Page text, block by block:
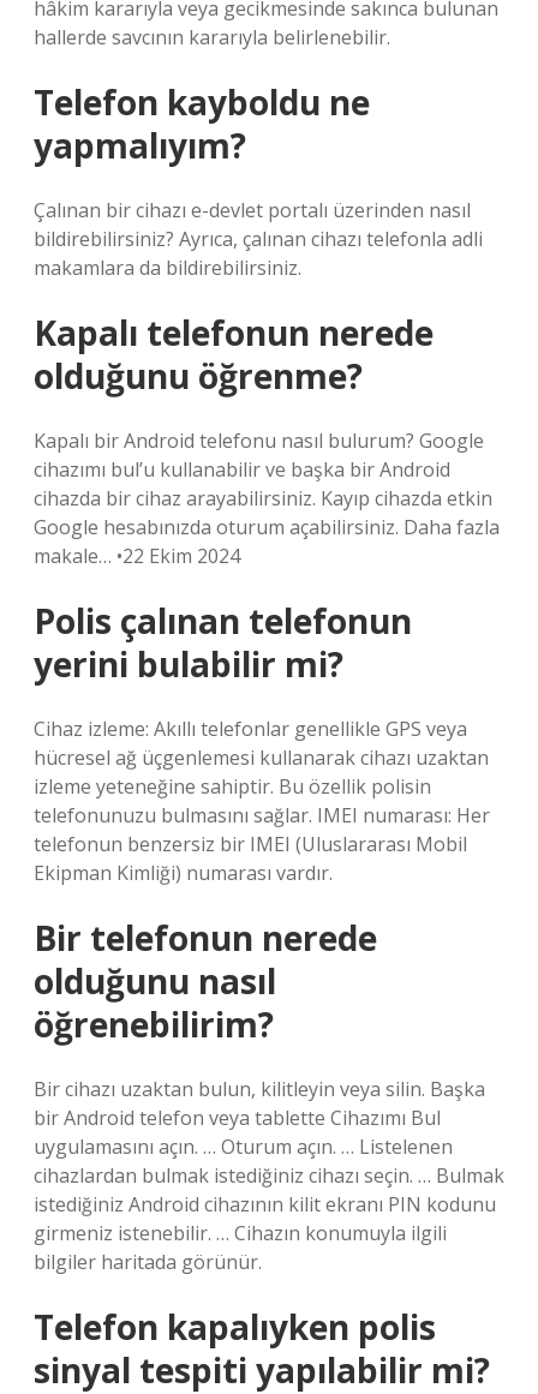
hâkim kararıyla veya gecikmesinde sakınca bulunan
hallerde savcının kararıyla belirlenebilir.
Telefon kayboldu ne
yapmalıyım?
Çalınan bir cihazı e-devlet portalı üzerinden nasıl
bildirebilirsiniz? Ayrıca, çalınan cihazı telefonla adli
makamlara da bildirebilirsiniz.
Kapalı telefonun nerede
olduğunu öğrenme?
Kapalı bir Android telefonu nasıl bulurum? Google
cihazımı bul’u kullanabilir ve başka bir Android
cihazda bir cihaz arayabilirsiniz. Kayıp cihazda etkin
Google hesabınızda oturum açabilirsiniz. Daha fazla
makale… •22 Ekim 2024
Polis çalınan telefonun
yerini bulabilir mi?
Cihaz izleme: Akıllı telefonlar genellikle GPS veya
hücresel ağ üçgenlemesi kullanarak cihazı uzaktan
izleme yeteneğine sahiptir. Bu özellik polisin
telefonunuzu bulmasını sağlar. IMEI numarası: Her
telefonun benzersiz bir IMEI (Uluslararası Mobil
Ekipman Kimliği) numarası vardır.
Bir telefonun nerede
olduğunu nasıl
öğrenebilirim?
Bir cihazı uzaktan bulun, kilitleyin veya silin. Başka
bir Android telefon veya tablette Cihazımı Bul
uygulamasını açın. … Oturum açın. … Listelenen
cihazlardan bulmak istediğiniz cihazı seçin. … Bulmak
istediğiniz Android cihazının kilit ekranı PIN kodunu
girmeniz istenebilir. … Cihazın konumuyla ilgili
bilgiler haritada görünür.
Telefon kapalıyken polis
sinyal tespiti yapılabilir mi?